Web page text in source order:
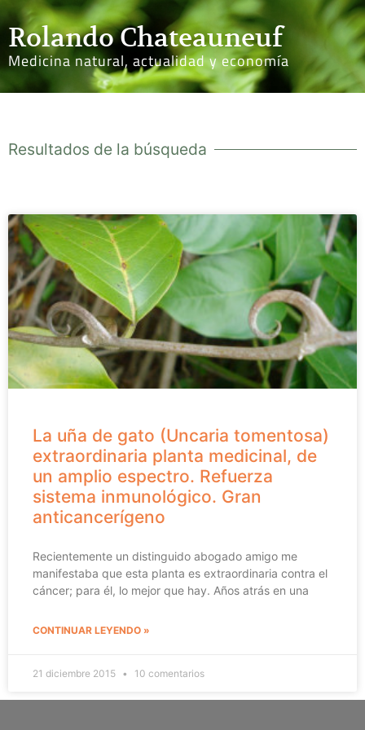
Rolando Chateauneuf
Medicina natural, actualidad y economía
Resultados de la búsqueda
La uña de gato (Uncaria tomentosa)
extraordinaria planta medicinal, de
un amplio espectro. Refuerza
sistema inmunológico. Gran
anticancerígeno
Recientemente un distinguido abogado amigo me
manifestaba que esta planta es extraordinaria contra el
cáncer; para él, lo mejor que hay. Años atrás en una
CONTINUAR LEYENDO »
21 diciembre 2015 10 comentarios